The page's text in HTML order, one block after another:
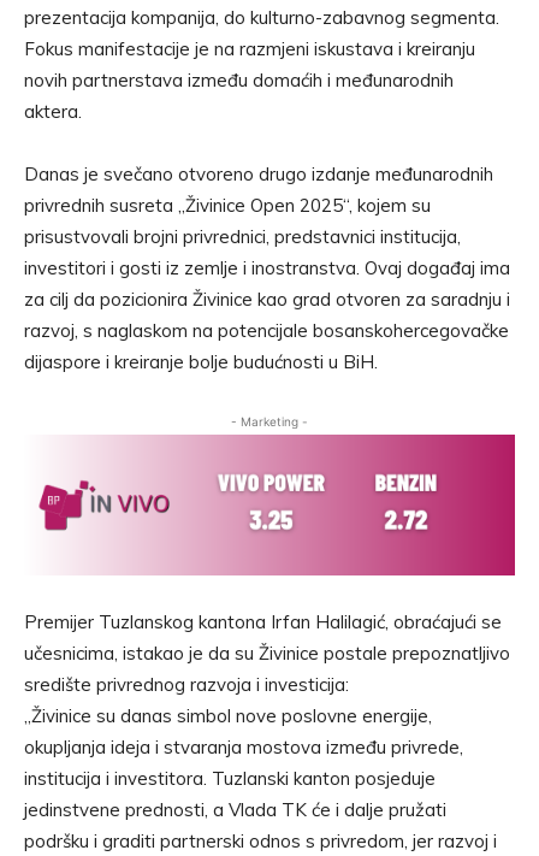
prezentacija kompanija, do kulturno-zabavnog segmenta.
Fokus manifestacije je na razmjeni iskustava i kreiranju
novih partnerstava između domaćih i međunarodnih
aktera.
Danas je svečano otvoreno drugo izdanje međunarodnih
privrednih susreta „Živinice Open 2025“, kojem su
prisustvovali brojni privrednici, predstavnici institucija,
investitori i gosti iz zemlje i inostranstva. Ovaj događaj ima
za cilj da pozicionira Živinice kao grad otvoren za saradnju i
razvoj, s naglaskom na potencijale bosanskohercegovačke
dijaspore i kreiranje bolje budućnosti u BiH.
- Marketing -
Premijer Tuzlanskog kantona Irfan Halilagić, obraćajući se
učesnicima, istakao je da su Živinice postale prepoznatljivo
središte privrednog razvoja i investicija:
„Živinice su danas simbol nove poslovne energije,
okupljanja ideja i stvaranja mostova između privrede,
institucija i investitora. Tuzlanski kanton posjeduje
jedinstvene prednosti, a Vlada TK će i dalje pružati
podršku i graditi partnerski odnos s privredom, jer razvoj i